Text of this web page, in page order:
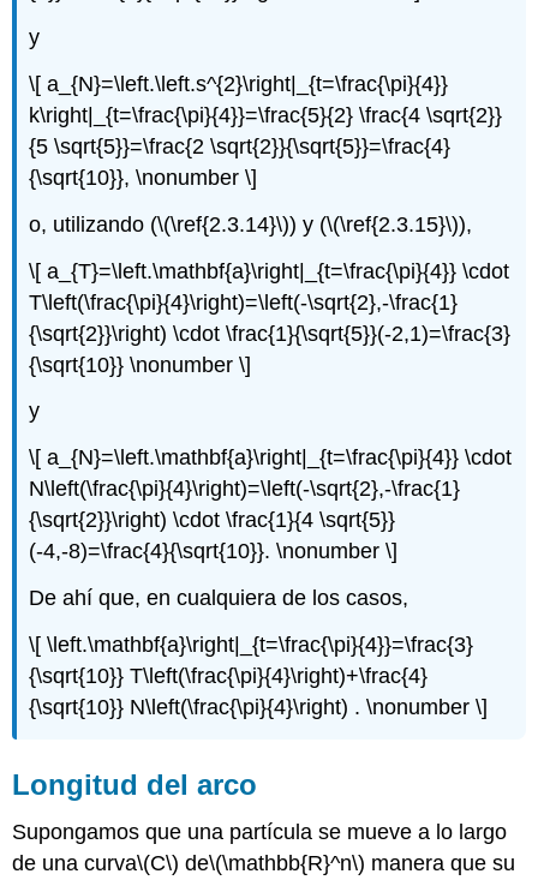
y
\[ a_{N}=\left.\left.s^{2}\right|_{t=\frac{\pi}{4}}
k\right|_{t=\frac{\pi}{4}}=\frac{5}{2} \frac{4 \sqrt{2}}
{5 \sqrt{5}}=\frac{2 \sqrt{2}}{\sqrt{5}}=\frac{4}
{\sqrt{10}}, \nonumber \]
o, utilizando (\(\ref{2.3.14}\)) y (\(\ref{2.3.15}\)),
\[ a_{T}=\left.\mathbf{a}\right|_{t=\frac{\pi}{4}} \cdot
T\left(\frac{\pi}{4}\right)=\left(-\sqrt{2},-\frac{1}
{\sqrt{2}}\right) \cdot \frac{1}{\sqrt{5}}(-2,1)=\frac{3}
{\sqrt{10}} \nonumber \]
y
\[ a_{N}=\left.\mathbf{a}\right|_{t=\frac{\pi}{4}} \cdot
N\left(\frac{\pi}{4}\right)=\left(-\sqrt{2},-\frac{1}
{\sqrt{2}}\right) \cdot \frac{1}{4 \sqrt{5}}
(-4,-8)=\frac{4}{\sqrt{10}}. \nonumber \]
De ahí que, en cualquiera de los casos,
\[ \left.\mathbf{a}\right|_{t=\frac{\pi}{4}}=\frac{3}
{\sqrt{10}} T\left(\frac{\pi}{4}\right)+\frac{4}
{\sqrt{10}} N\left(\frac{\pi}{4}\right) . \nonumber \]
Longitud del arco
Supongamos que una partícula se mueve a lo largo
de una curva\(C\) de\(\mathbb{R}^n\) manera que su